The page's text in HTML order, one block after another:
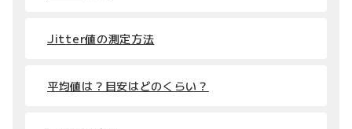
Jitter値の測定方法
平均値は？目安はどのくらい？